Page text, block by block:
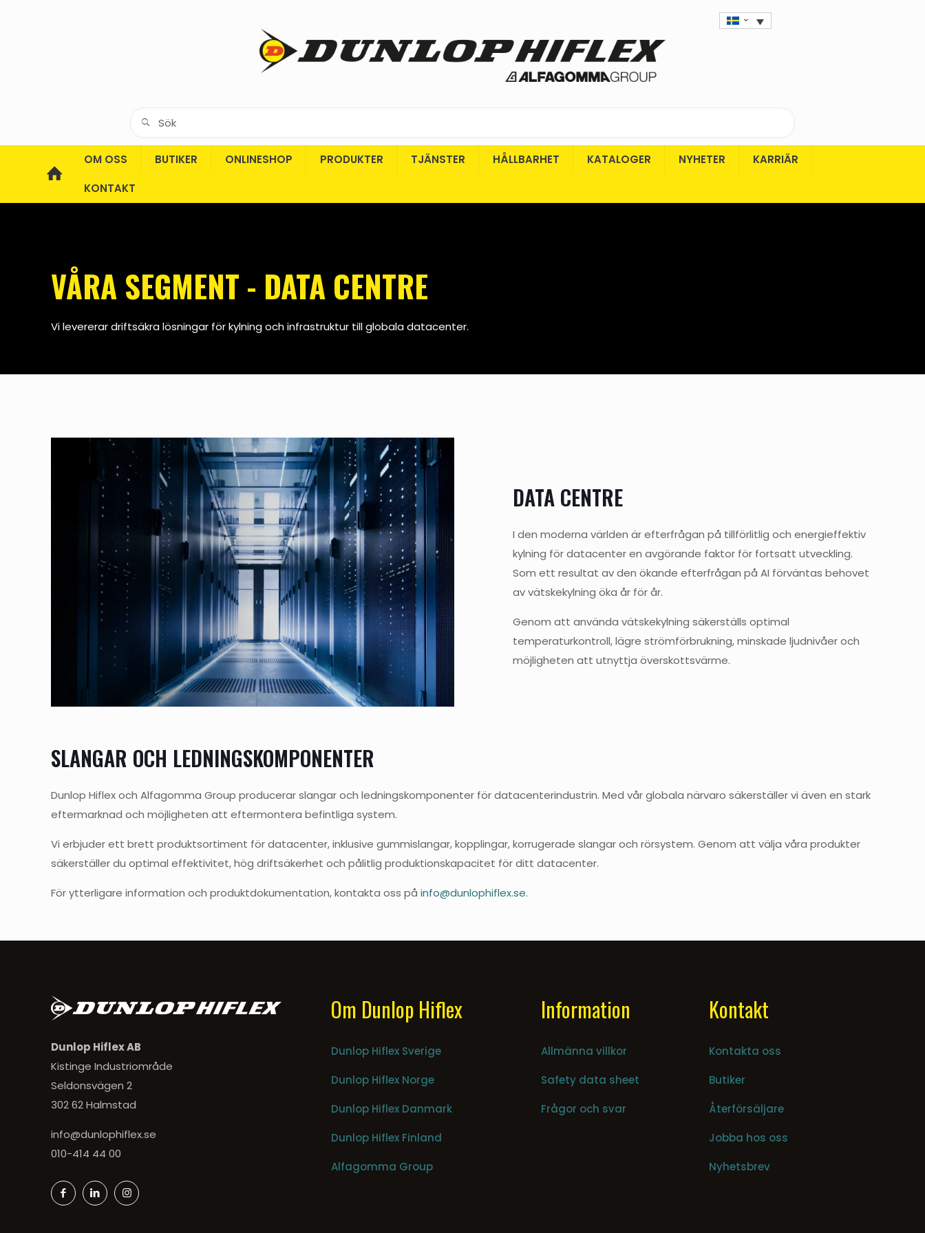
OM OSS BUTIKER ONLINESHOP PRODUKTER TJÄNSTER HÅLLBARHET KATALOGER NYHETER
KARRIÄR
KONTAKT
VÅRA SEGMENT - DATA CENTRE
Vi levererar driftsäkra lösningar för kylning och infrastruktur till globala datacenter.
DATA CENTRE
I den moderna världen är efterfrågan på tillförlitlig och energieffektiv
kylning för datacenter en avgörande faktor för fortsatt utveckling.
Som ett resultat av den ökande efterfrågan på AI förväntas behovet
av vätskekylning öka år för år.
Genom att använda vätskekylning säkerställs optimal
temperaturkontroll, lägre strömförbrukning, minskade ljudnivåer och
möjligheten att utnyttja överskottsvärme.
SLANGAR OCH LEDNINGSKOMPONENTER
Dunlop Hiflex och Alfagomma Group producerar slangar och ledningskomponenter för datacenterindustrin. Med vår globala närvaro säkerställer vi även en stark
eftermarknad och möjligheten att eftermontera befintliga system.
Vi erbjuder ett brett produktsortiment för datacenter, inklusive gummislangar, kopplingar, korrugerade slangar och rörsystem. Genom att välja våra produkter
säkerställer du optimal effektivitet, hög driftsäkerhet och pålitlig produktionskapacitet för ditt datacenter.
För ytterligare information och produktdokumentation, kontakta oss på info@dunlophiflex.se.
Dunlop Hiflex AB
Kistinge Industriområde
Seldonsvägen 2
302 62 Halmstad
info@dunlophiflex.se
010-414 44 00
Om Dunlop Hiflex
Dunlop Hiflex Sverige
Dunlop Hiflex Norge
Dunlop Hiflex Danmark
Dunlop Hiflex Finland
Alfagomma Group
Information
Allmänna villkor
Safety data sheet
Frågor och svar
Kontakt
Kontakta oss
Butiker
Återförsäljare
Jobba hos oss
Nyhetsbrev